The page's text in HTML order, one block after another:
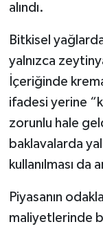
alındı.
Bitkisel
yalnızca
İçeriğinde
ifadesi yerine
zorunlu hale
baklavalarda
kullanılması da
Piyasanın
maliyetlerinde